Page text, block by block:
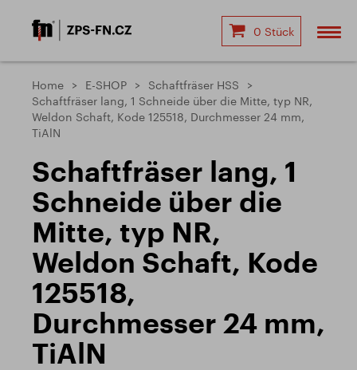
0 Stück
Home E-SHOP
Schaftfräser HSS
Schaftfräser lang, 1 Schneide über die Mitte, typ NR,
Weldon Schaft, Kode 125518, Durchmesser 24 mm,
TiAlN
Schaftfräser lang, 1
Schneide über die
Mitte, typ NR,
Weldon Schaft, Kode
125518,
Durchmesser 24 mm,
TiAlN